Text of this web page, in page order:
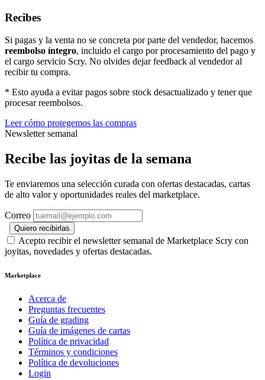
Recibes
Si pagas y la venta no se concreta por parte del vendedor, hacemos
reembolso íntegro, incluido el cargo por procesamiento del pago y
el cargo servicio Scry. No olvides dejar feedback al vendedor al
recibir tu compra.
* Esto ayuda a evitar pagos sobre stock desactualizado y tener que
procesar reembolsos.
Leer cómo protegemos las compras
Newsletter semanal
Recibe las joyitas de la semana
Te enviaremos una selección curada con ofertas destacadas, cartas
de alto valor y oportunidades reales del marketplace.
Correo
Quiero recibirlas
Acepto recibir el newsletter semanal de Marketplace Scry con
joyitas, novedades y ofertas destacadas.
Marketplace
Acerca de
Preguntas frecuentes
Guía de grading
Guía de imágenes de cartas
Política de privacidad
Términos y condiciones
Política de devoluciones
Login